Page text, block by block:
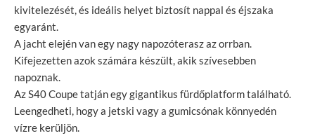
kivitelezését, és ideális helyet biztosít nappal és éjszaka
egyaránt.
A jacht elején van egy nagy napozóterasz az orrban.
Kifejezetten azok számára készült, akik szívesebben
napoznak.
Az S40 Coupe tatján egy gigantikus fürdőplatform található.
Leengedheti, hogy a jetski vagy a gumicsónak könnyedén
vízre kerüljön.